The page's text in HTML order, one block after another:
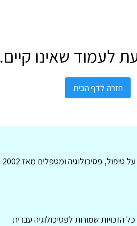
לעמוד שאינו קיים.
חזרה לדף הבית
טיפול, פסיכולוגיה ומטפלים מאז 2002